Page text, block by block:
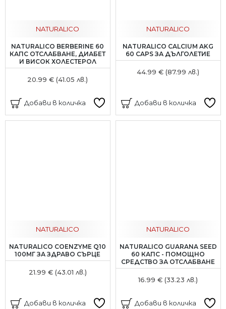
NATURALICO
NATURALICO BERBERINE 60
КАПС ОТСЛАБВАНЕ, ДИАБЕТ
И ВИСОК ХОЛЕСТЕРОЛ
20.99 € (41.05 лв.)
Добави в количка
NATURALICO
NATURALICO CALCIUM AKG
60 CAPS ЗА ДЪЛГОЛЕТИЕ
44.99 € (87.99 лв.)
Добави в количка
NATURALICO
NATURALICO COENZYME Q10
100МГ ЗА ЗДРАВО СЪРЦЕ
21.99 € (43.01 лв.)
Добави в количка
NATURALICO
NATURALICO GUARANA SEED
60 КАПС - ПОМОЩНО
СРЕДСТВО ЗА ОТСЛАБВАНЕ
16.99 € (33.23 лв.)
Добави в количка